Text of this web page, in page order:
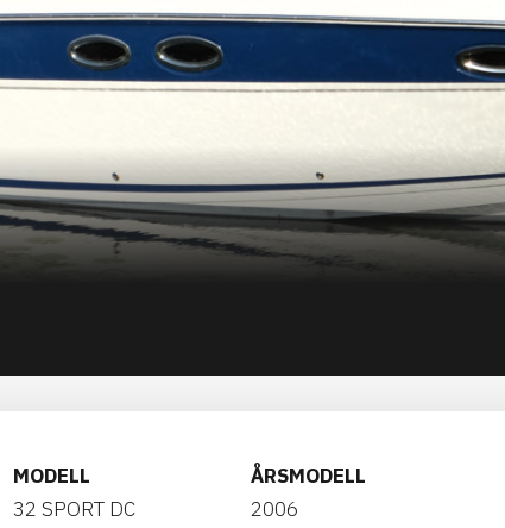
MODELL
32 SPORT DC
ÅRSMODELL
2006